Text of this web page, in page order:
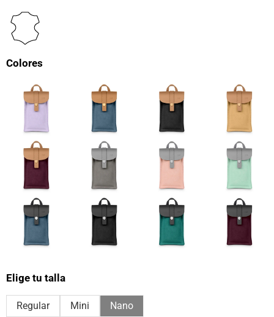
Colores
Elige tu talla
Regular Mini Nano